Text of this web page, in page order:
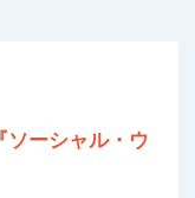
ソーシャル・ウ